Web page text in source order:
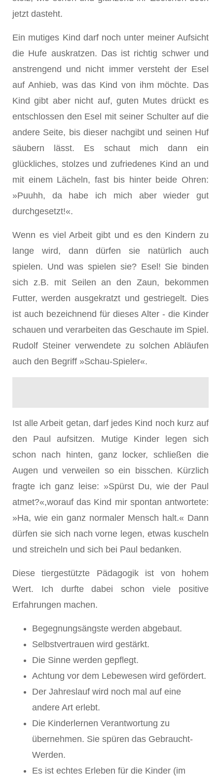
jetzt dasteht.
Ein mutiges Kind darf noch unter meiner Aufsicht
die Hufe auskratzen. Das ist richtig schwer und
anstrengend und nicht immer versteht der Esel
auf Anhieb, was das Kind von ihm möchte. Das
Kind gibt aber nicht auf, guten Mutes drückt es
entschlossen den Esel mit seiner Schulter auf die
andere Seite, bis dieser nachgibt und seinen Huf
säubern lässt. Es schaut mich dann ein
glückliches, stolzes und zufriedenes Kind an und
mit einem Lächeln, fast bis hinter beide Ohren:
»Puuhh, da habe ich mich aber wieder gut
durchgesetzt!«.
Wenn es viel Arbeit gibt und es den Kindern zu
lange wird, dann dürfen sie natürlich auch
spielen. Und was spielen sie? Esel! Sie binden
sich z.B. mit Seilen an den Zaun, bekommen
Futter, werden ausgekratzt und gestriegelt. Dies
ist auch bezeichnend für dieses Alter - die Kinder
schauen und verarbeiten das Geschaute im Spiel.
Rudolf Steiner verwendete zu solchen Abläufen
auch den Begriff »Schau-Spieler«.
Ist alle Arbeit getan, darf jedes Kind noch kurz auf
den Paul aufsitzen. Mutige Kinder legen sich
schon nach hinten, ganz locker, schließen die
Augen und verweilen so ein bisschen. Kürzlich
fragte ich ganz leise: »Spürst Du, wie der Paul
atmet?«,worauf das Kind mir spontan antwortete:
»Ha, wie ein ganz normaler Mensch halt.« Dann
dürfen sie sich nach vorne legen, etwas kuscheln
und streicheln und sich bei Paul bedanken.
Diese tiergestützte Pädagogik ist von hohem
Wert. Ich durfte dabei schon viele positive
Erfahrungen machen.
Begegnungsängste werden abgebaut.
Selbstvertrauen wird gestärkt.
Die Sinne werden gepflegt.
Achtung vor dem Lebewesen wird gefördert.
Der Jahreslauf wird noch mal auf eine
andere Art erlebt.
Die Kinderlernen Verantwortung zu
übernehmen. Sie spüren das Gebraucht-
Werden.
Es ist echtes Erleben für die Kinder (im